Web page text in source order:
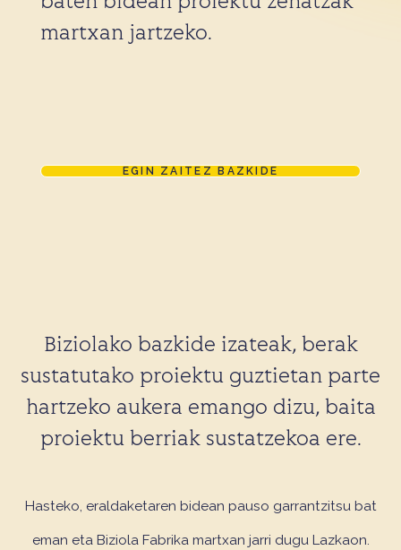
martxan jartzeko.
EGIN ZAITEZ BAZKIDE
Biziolako bazkide izateak, berak
sustatutako proiektu guztietan parte
hartzeko aukera emango dizu, baita
proiektu berriak sustatzekoa ere.
Hasteko, eraldaketaren bidean pauso garrantzitsu bat
eman eta Biziola Fabrika martxan jarri dugu Lazkaon.